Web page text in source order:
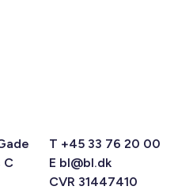
C
T +45 33 76 20 00
E bl@bl.dk
CVR 31447410